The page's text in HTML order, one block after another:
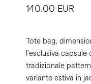
140.00 EUR
Tote bag,
l'esclusiva
tradizionale
variante estiva in